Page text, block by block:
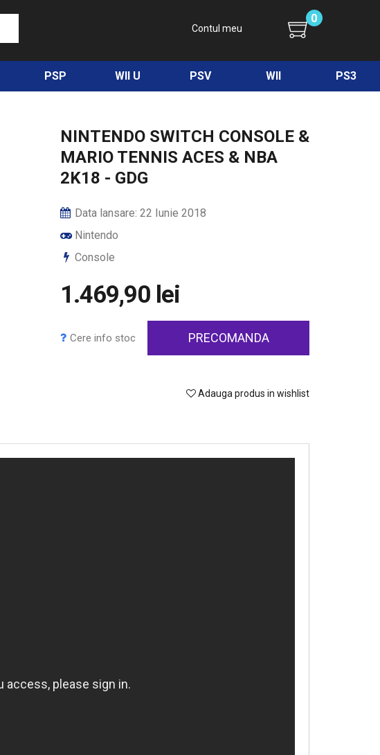
Contul meu
0
PSP WII U PSV WII PS3
NINTENDO SWITCH CONSOLE &
MARIO TENNIS ACES & NBA
2K18 - GDG
Data lansare: 22 Iunie 2018
Nintendo
Console
1.469,90 lei
Cere info stoc PRECOMANDA
Adauga produs in wishlist